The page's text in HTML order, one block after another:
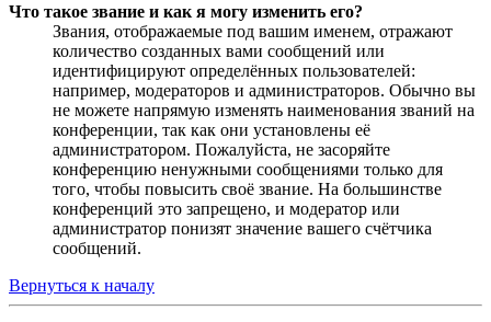
Что такое звание и как я могу изменить его?
Звания, отображаемые под вашим именем, отражают
количество созданных вами сообщений или
идентифицируют определённых пользователей:
например, модераторов и администраторов. Обычно вы
не можете напрямую изменять наименования званий на
конференции, так как они установлены её
администратором. Пожалуйста, не засоряйте
конференцию ненужными сообщениями только для
того, чтобы повысить своё звание. На большинстве
конференций это запрещено, и модератор или
администратор понизят значение вашего счётчика
сообщений.
Вернуться к началу